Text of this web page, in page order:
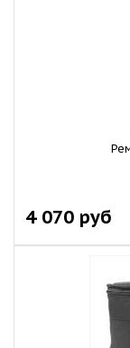
4 070 руб